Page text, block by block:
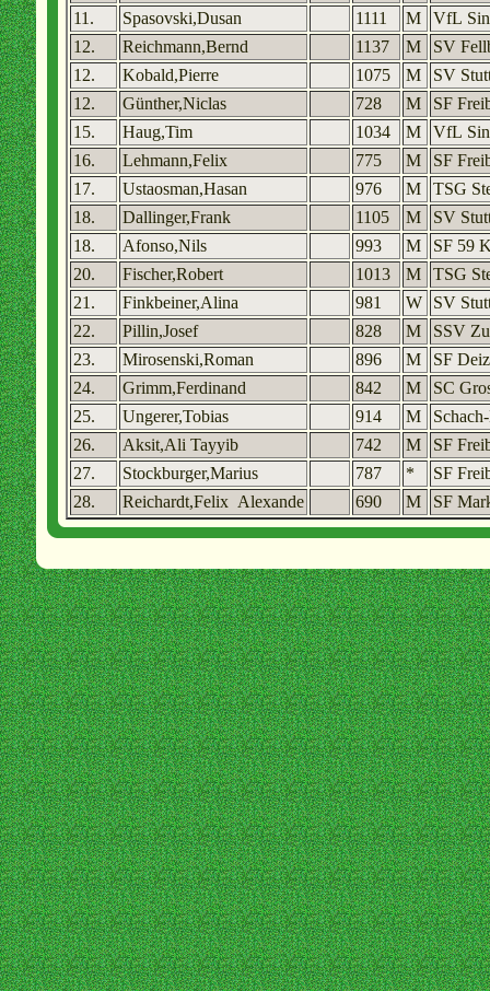
11.
Spasovski,Dusan 1111 M
VfL
12.
Reichmann,Bernd 1137 M
SV
12.
Kobald,Pierre 1075 M
SV
12.
Günther,Niclas 728 M
SF
15.
Haug,Tim 1034 M
VfL
16.
Lehmann,Felix 775 M
SF
17.
Ustaosman,Hasan 976 M
TSG
18.
Dallinger,Frank 1105 M
SV
18.
Afonso,Nils 993 M
SF 59
20.
Fischer,Robert 1013 M
TSG
21.
Finkbeiner,Alina 981 W
SV
22.
Pillin,Josef 828 M
SSV
23.
Mirosenski,Roman 896 M
SF
24.
Grimm,Ferdinand 842 M
SC
25.
Ungerer,Tobias 914 M
26.
Aksit,Ali Tayyib 742 M
SF
27.
Stockburger,Marius 787 *
SF
28.
Reichardt,Felix Alexande 690 M SF